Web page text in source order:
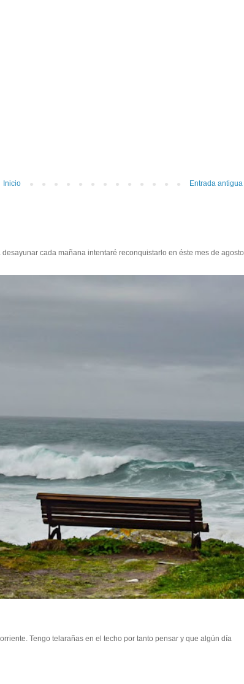
Entrada antigua
Inicio
cada mañana intentaré reconquistarlo en éste mes de agosto
Tengo telarañas en el techo por tanto pensar y que algún día